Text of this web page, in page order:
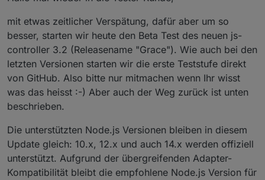
mit etwas zeitlicher Verspätung, dafür aber um so
besser, starten wir heute den Beta Test des neuen js-
controller 3.2 (Releasename "Grace"). Wie auch bei den
letzten Versionen starten wir die erste Teststufe direkt
von GitHub. Also bitte nur mitmachen wenn Ihr wisst
was das heisst :-) Aber auch der Weg zurück ist unten
beschrieben.
Die unterstützten Node.js Versionen bleiben in diesem
Update gleich: 10.x, 12.x und auch 14.x werden offiziell
unterstützt. Aufgrund der übergreifenden Adapter-
Kompatibilität bleibt die empfohlene Node.js Version für